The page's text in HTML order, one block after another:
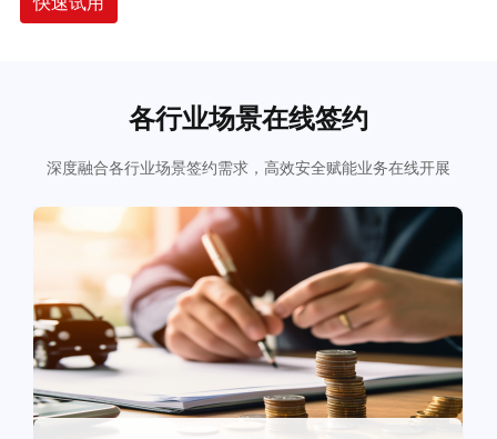
各行业场景在线签约
深度融合各行业场景签约需求，高效安全赋能业务在线开展